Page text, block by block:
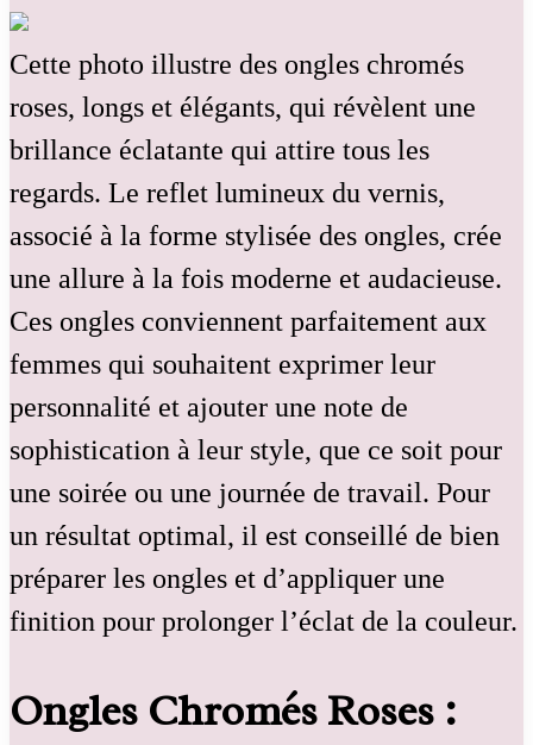
Cette photo illustre des ongles chromés
roses, longs et élégants, qui révèlent une
brillance éclatante qui attire tous les
regards. Le reflet lumineux du vernis,
associé à la forme stylisée des ongles, crée
une allure à la fois moderne et audacieuse.
Ces ongles conviennent parfaitement aux
femmes qui souhaitent exprimer leur
personnalité et ajouter une note de
sophistication à leur style, que ce soit pour
une soirée ou une journée de travail. Pour
un résultat optimal, il est conseillé de bien
préparer les ongles et d’appliquer une
finition pour prolonger l’éclat de la couleur.
Ongles Chromés Roses :